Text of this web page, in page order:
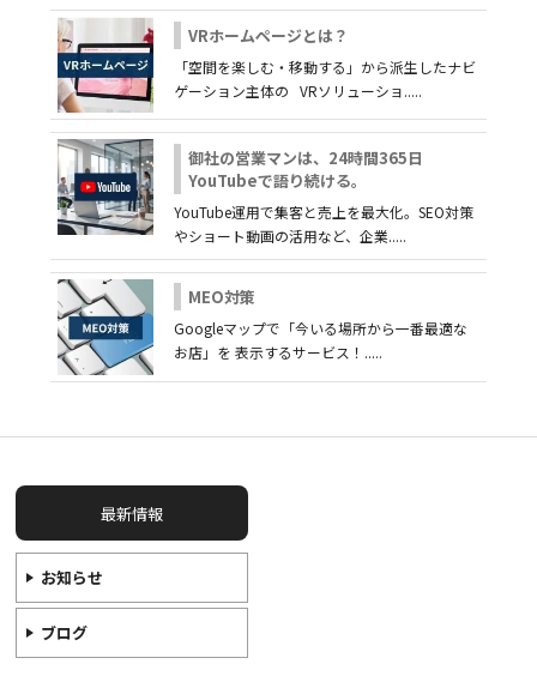
VRホームページとは？
「空間を楽しむ・移動する」から派生したナビ
ゲーション主体の VRソリューショ.....
御社の営業マンは、24時間365日
YouTubeで語り続ける。
YouTube運用で集客と売上を最大化。SEO対策
やショート動画の活用など、企業.....
MEO対策
Googleマップで「今いる場所から一番最適な
お店」を 表示するサービス！.....
最新情報
お知らせ
ブログ